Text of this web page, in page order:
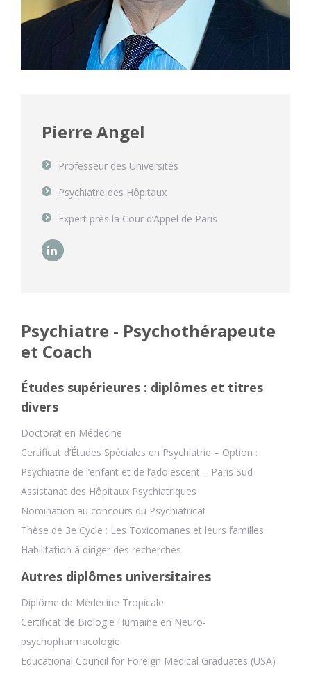
Pierre Angel
Professeur des Universités
Psychiatre des Hôpitaux
Expert près la Cour d’Appel de Paris
Psychiatre - Psychothérapeute
et Coach
Études supérieures : diplômes et titres
divers
Doctorat en Médecine
Certificat d’Études Spéciales en Psychiatrie – Option :
Psychiatrie de l’enfant et de l’adolescent – Paris Sud
Assistanat des Hôpitaux Psychiatriques
Nomination au concours du Psychiatricat
Thèse de 3e Cycle : Les Toxicomanes et leurs familles
Habilitation à diriger des recherches
Autres diplômes universitaires
Diplôme de Médecine Tropicale
Certificat de Biologie Humaine en Neuro-
psychopharmacologie
Educational Council for Foreign Medical Graduates (USA)